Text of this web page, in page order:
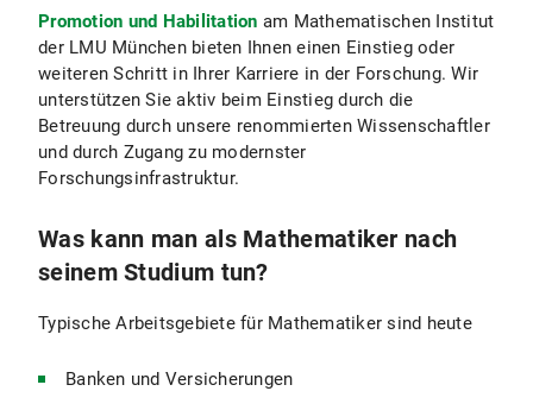
Promotion und Habilitation am Mathematischen Institut
der LMU München bieten Ihnen einen Einstieg oder
weiteren Schritt in Ihrer Karriere in der Forschung. Wir
unterstützen Sie aktiv beim Einstieg durch die
Betreuung durch unsere renommierten Wissenschaftler
und durch Zugang zu modernster
Forschungsinfrastruktur.
Was kann man als Mathematiker nach
seinem Studium tun?
Typische Arbeitsgebiete für Mathematiker sind heute
Banken und Versicherungen